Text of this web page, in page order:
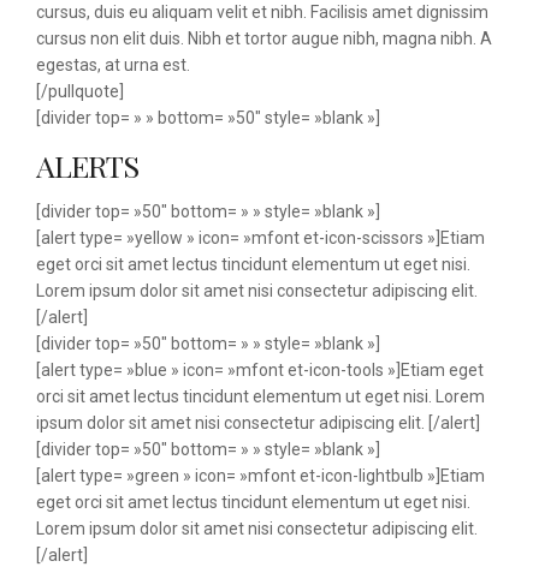
cursus, duis eu aliquam velit et nibh. Facilisis amet dignissim
cursus non elit duis. Nibh et tortor augue nibh, magna nibh. A
egestas, at urna est.
[/pullquote]
[divider top= » » bottom= »50″ style= »blank »]
ALERTS
[divider top= »50″ bottom= » » style= »blank »]
[alert type= »yellow » icon= »mfont et-icon-scissors »]Etiam
eget orci sit amet lectus tincidunt elementum ut eget nisi.
Lorem ipsum dolor sit amet nisi consectetur adipiscing elit.
[/alert]
[divider top= »50″ bottom= » » style= »blank »]
[alert type= »blue » icon= »mfont et-icon-tools »]Etiam eget
orci sit amet lectus tincidunt elementum ut eget nisi. Lorem
ipsum dolor sit amet nisi consectetur adipiscing elit. [/alert]
[divider top= »50″ bottom= » » style= »blank »]
[alert type= »green » icon= »mfont et-icon-lightbulb »]Etiam
eget orci sit amet lectus tincidunt elementum ut eget nisi.
Lorem ipsum dolor sit amet nisi consectetur adipiscing elit.
[/alert]